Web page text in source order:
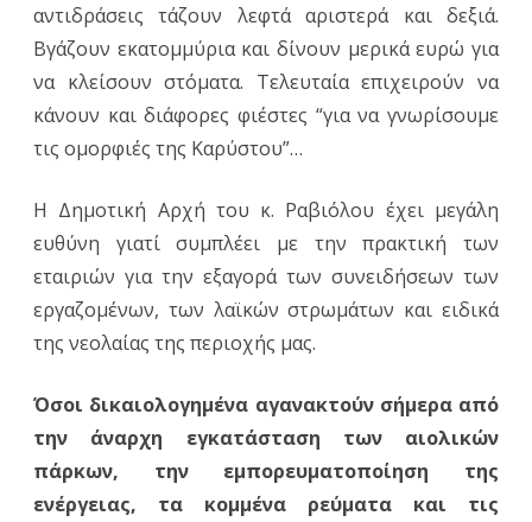
αντιδράσεις τάζουν λεφτά αριστερά και δεξιά.
Βγάζουν εκατομμύρια και δίνουν μερικά ευρώ για
να κλείσουν στόματα. Τελευταία επιχειρούν να
κάνουν και διάφορες φιέστες “για να γνωρίσουμε
τις ομορφιές της Καρύστου”…
Η Δημοτική Αρχή του κ. Ραβιόλου έχει μεγάλη
ευθύνη γιατί συμπλέει με την πρακτική των
εταιριών για την εξαγορά των συνειδήσεων των
εργαζομένων, των λαϊκών στρωμάτων και ειδικά
της νεολαίας της περιοχής μας.
Όσοι δικαιολογημένα αγανακτούν σήμερα από
την άναρχη εγκατάσταση των αιολικών
πάρκων, την εμπορευματοποίηση της
ενέργειας, τα κομμένα ρεύματα και τις